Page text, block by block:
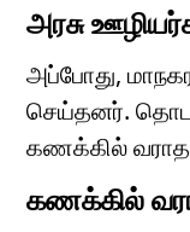
அரசு
அப்போது,
செய்தனர்.
கணக்கில்
கணக்கில்